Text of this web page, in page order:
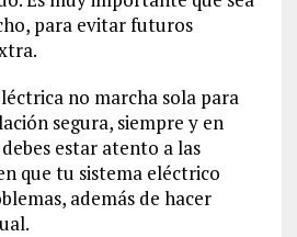
para evitar futuros
no marcha sola para
segura, siempre y en
estar atento a las
que tu sistema eléctrico
además de hacer